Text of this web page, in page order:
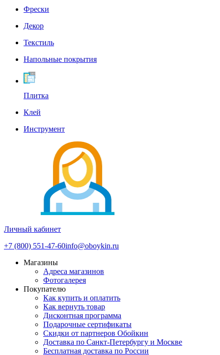
Фрески
Декор
Текстиль
Напольные покрытия
Плитка
Клей
Инструмент
Личный кабинет
+7 (800) 551-47-60info@oboykin.ru
Магазины
Адреса магазинов
Фотогалерея
Покупателю
Как купить и оплатить
Как вернуть товар
Дисконтная программа
Подарочные сертификаты
Скидки от партнеров Обойкин
Доставка по Санкт-Петербургу и Москве
Бесплатная доставка по России